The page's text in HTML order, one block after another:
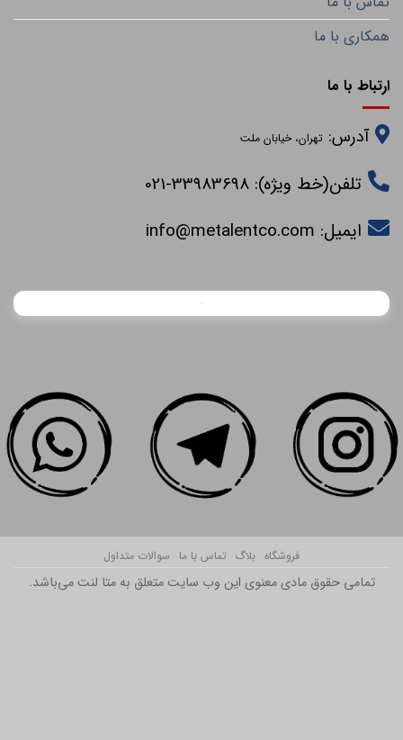
همکاری با ما
ارتباط با ما
آدرس:تهران، خیابان ملت
تلفن(خط ویژه): 33983698-021
ایمیل:info@metalentco.com
فروشگاه بلاگ تماس با ما سوالات متداول
تمامی حقوق مادی معنوی این وب سایت متعلق به متا لنت می‌باشد.